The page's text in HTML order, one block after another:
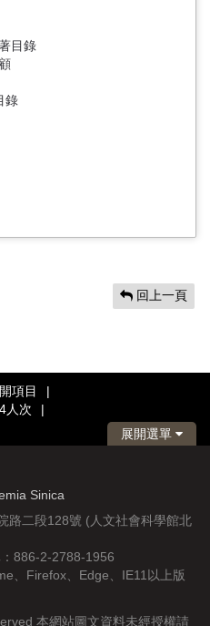
目錄
錄
回上一頁
項目
|
人次
|
展開選單
Sinica
路二段128號 (人文社會科學館北
886-2-2788-1956
Firefox、Edge、IE11以上版
本網站圖文資料未經授權請